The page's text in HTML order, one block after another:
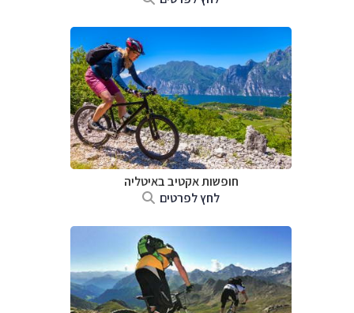
חופשות אקטיב באיטליה
לחץ לפרטים